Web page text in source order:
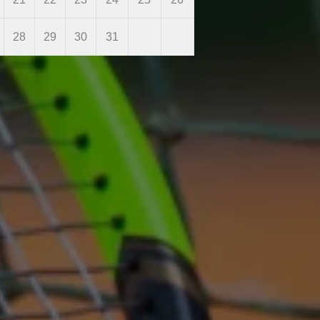
28 29 30 31